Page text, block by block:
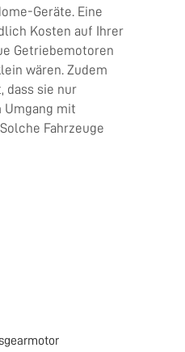
Geräte. Eine
Kosten auf Ihrer
Getriebemotoren
wären. Zudem
dass sie nur
mit
Fahrzeuge